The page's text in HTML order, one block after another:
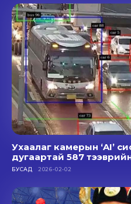
Ухаалаг камерын ‘AI’
дугаартай 587
БУСАД 2026-02-02